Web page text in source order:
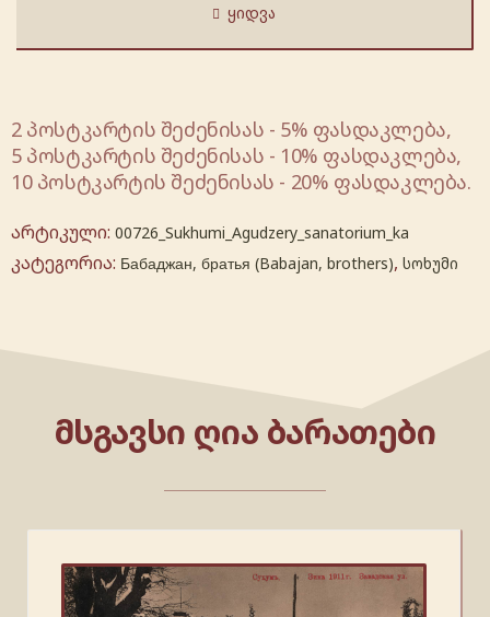
ᲧᲘᲓᲕᲐ
2 პოსტკარტის შეძენისას - 5% ფასდაკლება,
5 პოსტკარტის შეძენისას - 10% ფასდაკლება,
10 პოსტკარტის შეძენისას - 20% ფასდაკლება.
არტიკული: 00726_Sukhumi_Agudzery_sanatorium_ka
კატეგორია: Бабаджан, братья (Babajan, brothers), სოხუმი
ᲛᲡᲒᲐᲕᲡᲘ ᲦᲘᲐ ᲑᲐᲠᲐᲗᲔᲑᲘ